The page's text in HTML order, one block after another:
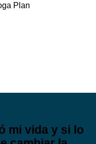
Plan
mi vida y si lo